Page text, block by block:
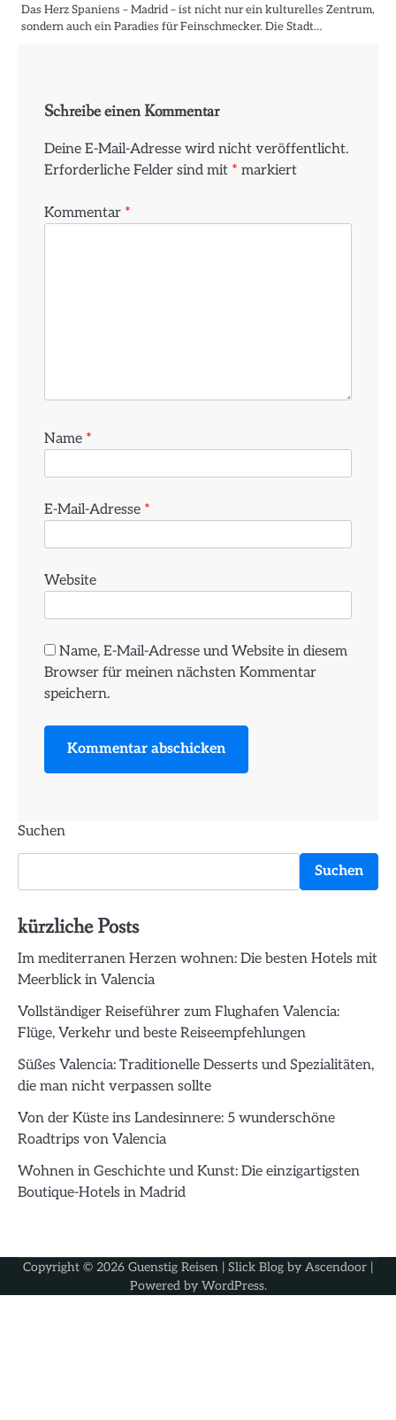
Das Herz Spaniens – Madrid – ist nicht nur ein kulturelles Zentrum,
sondern auch ein Paradies für Feinschmecker. Die Stadt…
Schreibe einen Kommentar
Deine E-Mail-Adresse wird nicht veröffentlicht.
Erforderliche Felder sind mit * markiert
Kommentar *
Name *
E-Mail-Adresse *
Website
Name, E-Mail-Adresse und Website in diesem
Browser für meinen nächsten Kommentar
speichern.
Suchen
Suchen
kürzliche Posts
Im mediterranen Herzen wohnen: Die besten Hotels mit
Meerblick in Valencia
Vollständiger Reiseführer zum Flughafen Valencia:
Flüge, Verkehr und beste Reiseempfehlungen
Süßes Valencia: Traditionelle Desserts und Spezialitäten,
die man nicht verpassen sollte
Von der Küste ins Landesinnere: 5 wunderschöne
Roadtrips von Valencia
Wohnen in Geschichte und Kunst: Die einzigartigsten
Boutique-Hotels in Madrid
Copyright © 2026 Guenstig Reisen | Slick Blog by Ascendoor |
Powered by WordPress.